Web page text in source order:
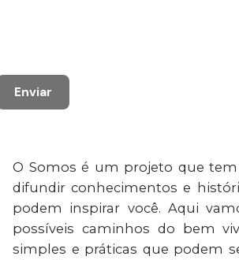
Enviar
O Somos é um projeto que
difundir conhecimentos e
podem inspirar você. Aqui
possíveis caminhos do bem
simples e práticas que podem